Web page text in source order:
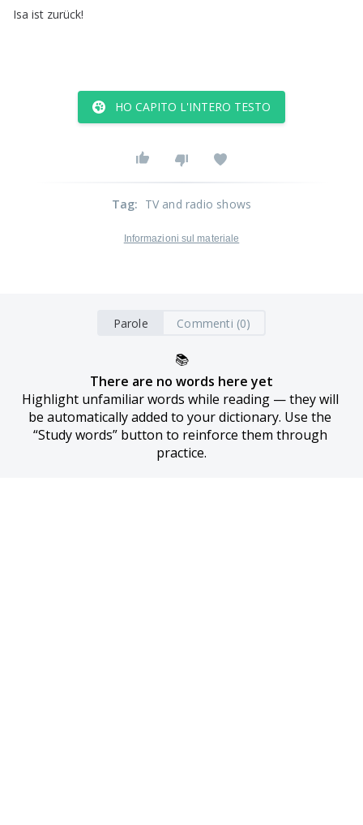
Isa ist zurück!
HO CAPITO L'INTERO TESTO
Tag: TV and radio shows
Informazioni sul materiale
Parole Commenti (0)
📚
There are no words here yet
Highlight unfamiliar words while reading — they will
be automatically added to your dictionary. Use the
“Study words” button to reinforce them through
practice.